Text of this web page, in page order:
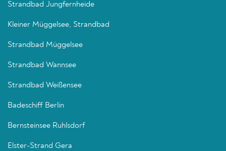
Strandbad Jungfernheide
Kleiner Müggelsee, Strandbad
Strandbad Müggelsee
Strandbad Wannsee
Strandbad Weißensee
Badeschiff Berlin
Bernsteinsee Ruhlsdorf
Elster-Strand Gera